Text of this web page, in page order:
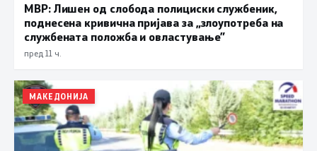
МВР: Лишен од слобода полициски службеник,
поднесена кривична пријава за „злоупотреба на
службената положба и овластување”
пред 11 ч.
МАКЕДОНИЈА